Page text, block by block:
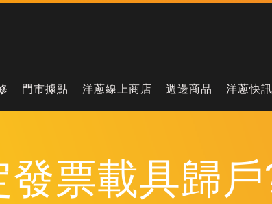
門市據點 洋蔥線上商店 週邊商品 洋蔥快訊
票載具歸